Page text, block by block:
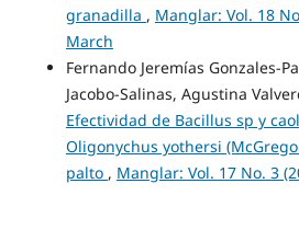
granadilla , Manglar: Vol. 18
March
Fernando Jeremías Gonzales-
Jacobo-Salinas, Agustina
Efectividad de Bacillus sp y
Oligonychus yothersi
palto , Manglar: Vol. 17 No. 3